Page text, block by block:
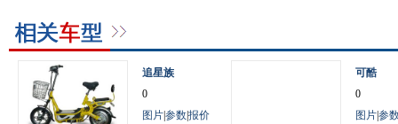
追星族
0
图片参数报价
可酷
0
图片参